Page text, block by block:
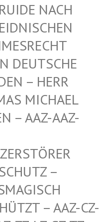
ALTHE
STAMM
GEGEN
DRUID
THOMA
GIESE
AAZ-AWZ-S
ZUM S
– WEISSM
GESCHÜ
AAZ-CZ-DZ-AAZ